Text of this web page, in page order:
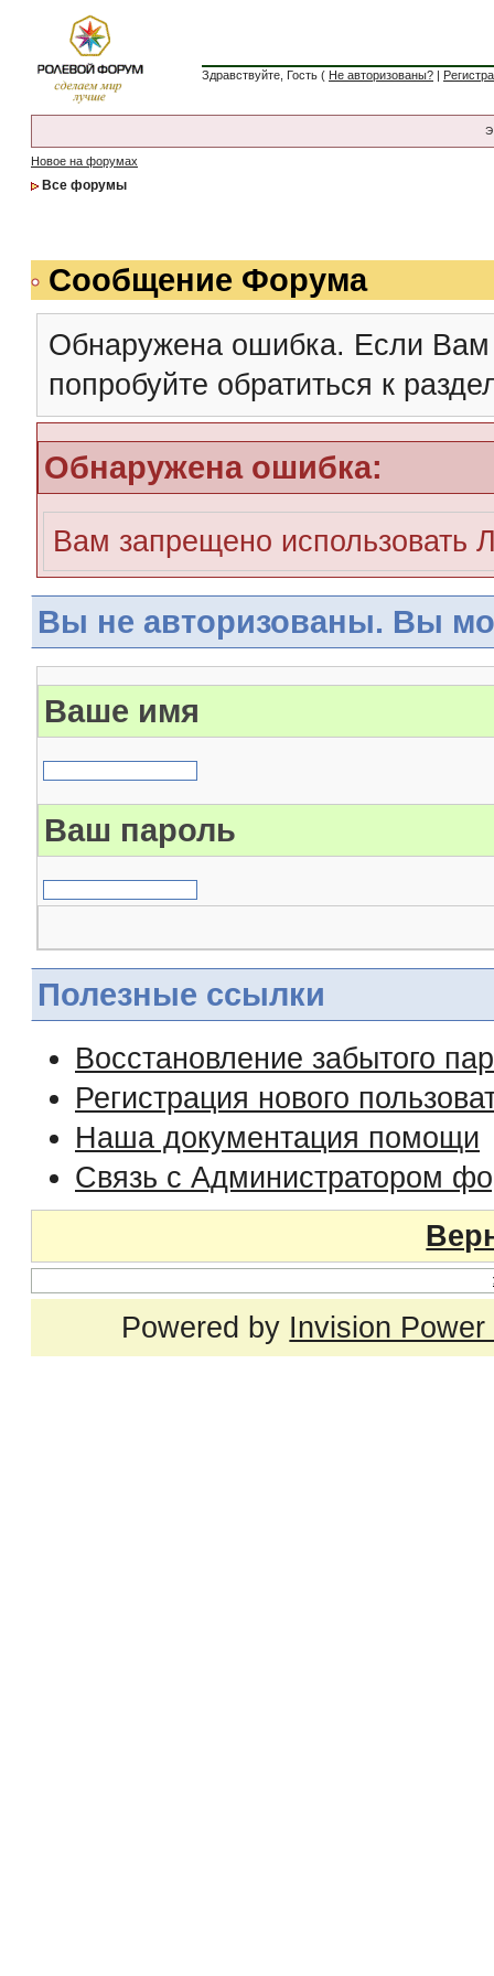
Здравствуйте, Гость ( Не авторизованы? |
Новое на форумах
Все форумы
Сообщение Форума
Обнаружена ошибка. Если
попробуйте обратиться к
Обнаружена ошибка:
Вам запрещено
Вы не авторизованы. Вы
Ваше имя
Ваш пароль
Полезные ссылки
Восстановление забытого
Регистрация нового
Наша документация помощи
Связь с Администратором
Powered by Invision Power